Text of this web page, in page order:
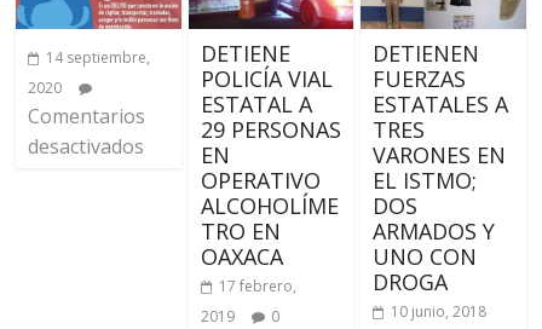
14 septiembre,
2020
Comentarios
desactivados
DETIENE
POLICÍA VIAL
ESTATAL A
29 PERSONAS
EN
OPERATIVO
ALCOHOLÍME
TRO EN
OAXACA
17 febrero,
2019
0
DETIENEN
FUERZAS
ESTATALES A
TRES
VARONES EN
EL ISTMO;
DOS
ARMADOS Y
UNO CON
DROGA
10 junio, 2018